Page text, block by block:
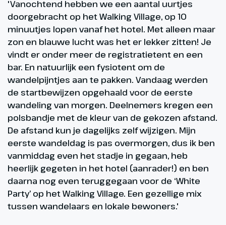
'Vanochtend hebben we een aantal uurtjes
doorgebracht op het Walking Village, op 10
minuutjes lopen vanaf het hotel. Met alleen maar
zon en blauwe lucht was het er lekker zitten! Je
vindt er onder meer de registratietent en een
bar. En natuurlijk een fysiotent om de
wandelpijntjes aan te pakken. Vandaag werden
de startbewijzen opgehaald voor de eerste
wandeling van morgen. Deelnemers kregen een
polsbandje met de kleur van de gekozen afstand.
De afstand kun je dagelijks zelf wijzigen. Mijn
eerste wandeldag is pas overmorgen, dus ik ben
vanmiddag even het stadje in gegaan, heb
heerlijk gegeten in het hotel (aanrader!) en ben
daarna nog even teruggegaan voor de ‘White
Party’ op het Walking Village. Een gezellige mix
tussen wandelaars en lokale bewoners.'